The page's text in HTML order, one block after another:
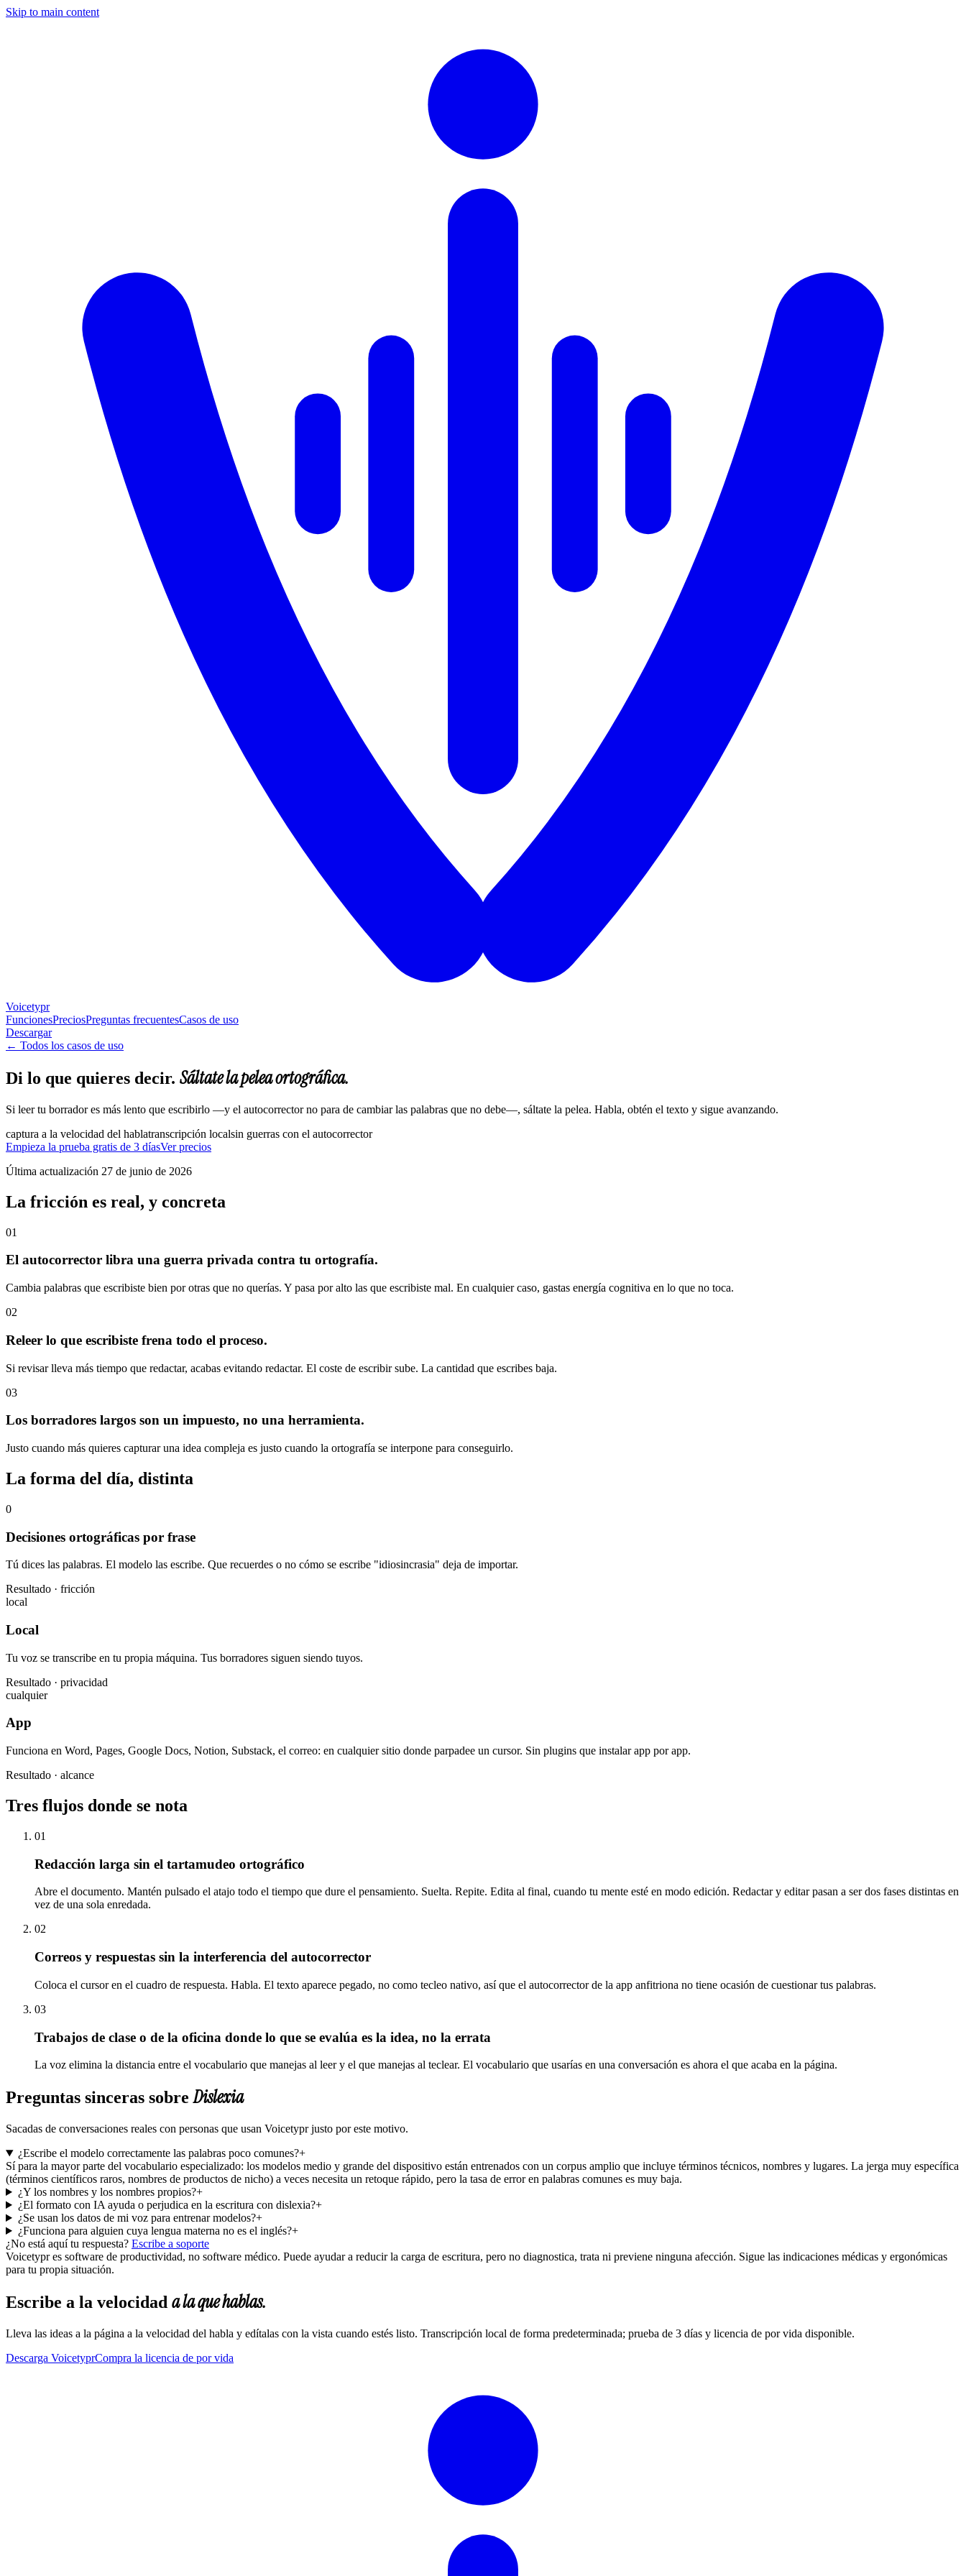
Skip to main content
Voicetypr
FuncionesPreciosPreguntas frecuentesCasos de uso
Descargar
← Todos los casos de uso
Di lo que quieres decir. Sáltate la pelea ortográfica.
Si leer tu borrador es más lento que escribirlo —y el autocorrector no para de cambiar las palabras que no debe—, sáltate la pelea. Habla, obtén el texto y sigue avanzando.
captura a la velocidad del hablatranscripción localsin guerras con el autocorrector
Empieza la prueba gratis de 3 díasVer precios
Última actualización 27 de junio de 2026
La fricción es real, y concreta
01
El autocorrector libra una guerra privada contra tu ortografía.
Cambia palabras que escribiste bien por otras que no querías. Y pasa por alto las que escribiste mal. En cualquier caso, gastas energía cognitiva en lo que no toca.
02
Releer lo que escribiste frena todo el proceso.
Si revisar lleva más tiempo que redactar, acabas evitando redactar. El coste de escribir sube. La cantidad que escribes baja.
03
Los borradores largos son un impuesto, no una herramienta.
Justo cuando más quieres capturar una idea compleja es justo cuando la ortografía se interpone para conseguirlo.
La forma del día, distinta
0
Decisiones ortográficas por frase
Tú dices las palabras. El modelo las escribe. Que recuerdes o no cómo se escribe "idiosincrasia" deja de importar.
Resultado · fricción
local
Local
Tu voz se transcribe en tu propia máquina. Tus borradores siguen siendo tuyos.
Resultado · privacidad
cualquier
App
Funciona en Word, Pages, Google Docs, Notion, Substack, el correo: en cualquier sitio donde parpadee un cursor. Sin plugins que instalar app por app.
Resultado · alcance
Tres flujos donde se nota
01
Redacción larga sin el tartamudeo ortográfico
Abre el documento. Mantén pulsado el atajo todo el tiempo que dure el pensamiento. Suelta. Repite. Edita al final, cuando tu mente esté en modo edición. Redactar y editar pasan a ser dos fases distintas en
vez de una sola enredada.
02
Correos y respuestas sin la interferencia del autocorrector
Coloca el cursor en el cuadro de respuesta. Habla. El texto aparece pegado, no como tecleo nativo, así que el autocorrector de la app anfitriona no tiene ocasión de cuestionar tus palabras.
03
Trabajos de clase o de la oficina donde lo que se evalúa es la idea, no la errata
La voz elimina la distancia entre el vocabulario que manejas al leer y el que manejas al teclear. El vocabulario que usarías en una conversación es ahora el que acaba en la página.
Preguntas sinceras sobre Dislexia
Sacadas de conversaciones reales con personas que usan Voicetypr justo por este motivo.
¿Escribe el modelo correctamente las palabras poco comunes?+
Sí para la mayor parte del vocabulario especializado: los modelos medio y grande del dispositivo están entrenados con un corpus amplio que incluye términos técnicos, nombres y lugares. La jerga muy específica
(términos científicos raros, nombres de productos de nicho) a veces necesita un retoque rápido, pero la tasa de error en palabras comunes es muy baja.
¿Y los nombres y los nombres propios?+
¿El formato con IA ayuda o perjudica en la escritura con dislexia?+
¿Se usan los datos de mi voz para entrenar modelos?+
¿Funciona para alguien cuya lengua materna no es el inglés?+
¿No está aquí tu respuesta? Escribe a soporte
Voicetypr es software de productividad, no software médico. Puede ayudar a reducir la carga de escritura, pero no diagnostica, trata ni previene ninguna afección. Sigue las indicaciones médicas y ergonómicas
para tu propia situación.
Escribe a la velocidad a la que hablas.
Lleva las ideas a la página a la velocidad del habla y edítalas con la vista cuando estés listo. Transcripción local de forma predeterminada; prueba de 3 días y licencia de por vida disponible.
Descarga VoicetyprCompra la licencia de por vida